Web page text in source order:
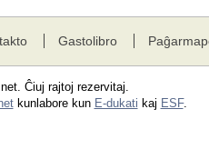
Gastolibro
Ĉiuj rajtoj rezervitaj.
kunlabore kun E-dukati kaj ESF.